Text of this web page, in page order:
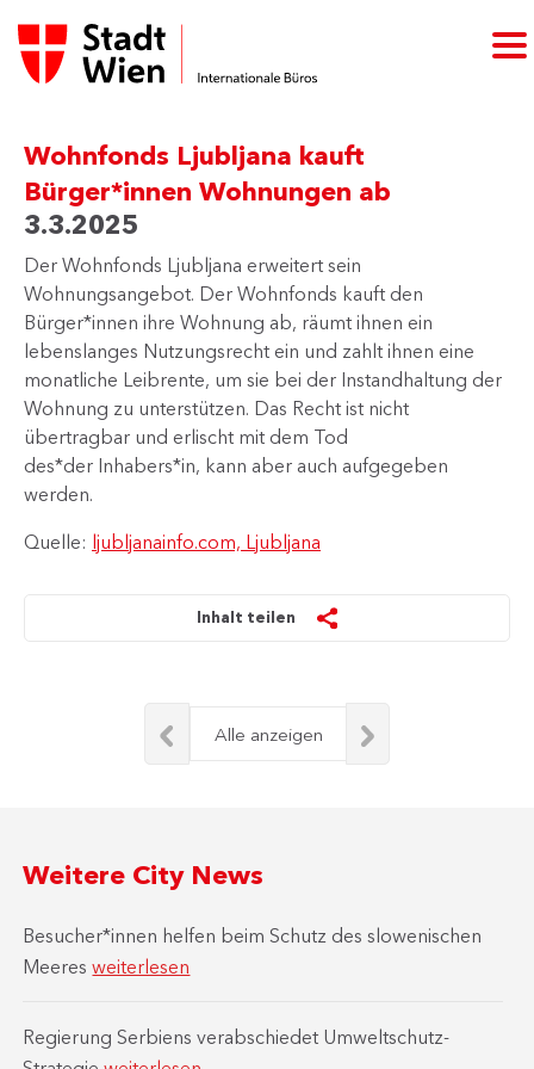
Wohnfonds Ljubljana kauft
Bürger*innen Wohnungen ab
3.3.2025
​Der Wohnfonds Ljubljana erweitert sein
Wohnungsangebot. Der Wohnfonds kauft den
Bürger*innen ihre Wohnung ab, räumt ihnen ein
lebenslanges Nutzungsrecht ein und zahlt ihnen eine
monatliche Leibrente, um sie bei der Instandhaltung der
Wohnung zu unterstützen. Das Recht ist nicht
übertragbar und erlischt mit dem Tod
des*der Inhabers*in, kann aber auch aufgegeben
werden.
Quelle: ljubljanainfo.com, Ljubljana
Inhalt teilen
Alle anzeigen
Weitere City News
Besucher*innen helfen beim Schutz des slowenischen
Meeresweiterlesen
Regierung Serbiens verabschiedet Umweltschutz-